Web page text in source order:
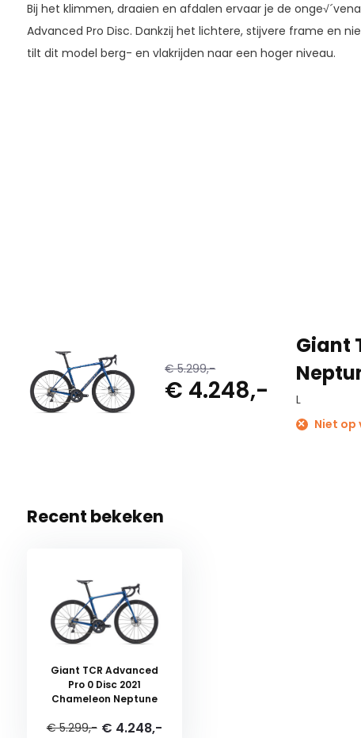
Bij het klimmen, draaien en afdalen ervaar je de
Advanced Pro Disc. Dankzij het lichtere, stijvere frame en
tilt dit model berg- en vlakrijden naar een hoger niveau.
€ 5.299,-
€ 4.248,-
Giant
L
Niet op
Recent bekeken
Giant TCR Advanced
Pro 0 Disc 2021
Chameleon Neptune
€ 5.299,- € 4.248,-